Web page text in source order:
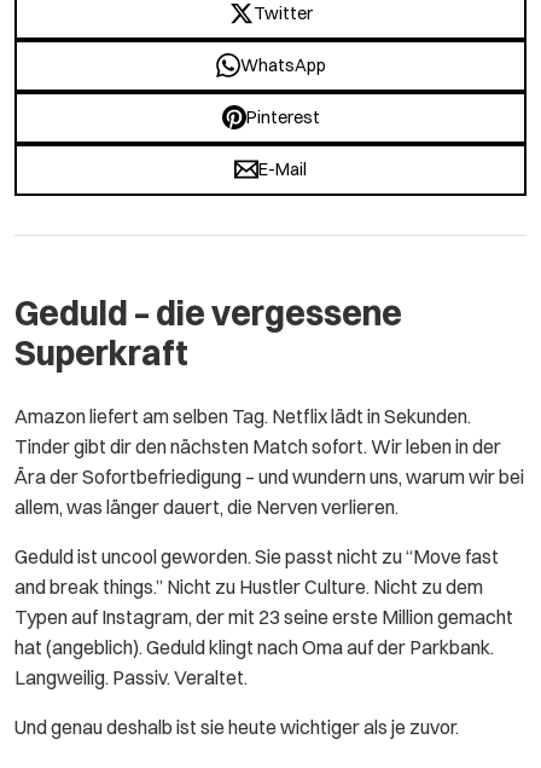
Twitter
WhatsApp
Pinterest
E-Mail
Geduld – die vergessene
Superkraft
Amazon liefert am selben Tag. Netflix lädt in Sekunden.
Tinder gibt dir den nächsten Match sofort. Wir leben in der
Ära der Sofortbefriedigung – und wundern uns, warum wir bei
allem, was länger dauert, die Nerven verlieren.
Geduld ist uncool geworden. Sie passt nicht zu “Move fast
and break things.” Nicht zu Hustler Culture. Nicht zu dem
Typen auf Instagram, der mit 23 seine erste Million gemacht
hat (angeblich). Geduld klingt nach Oma auf der Parkbank.
Langweilig. Passiv. Veraltet.
Und genau deshalb ist sie heute wichtiger als je zuvor.